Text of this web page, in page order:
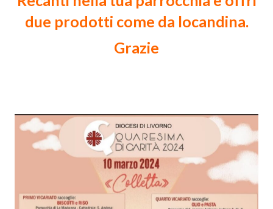
due prodotti come da locandina.
Grazie